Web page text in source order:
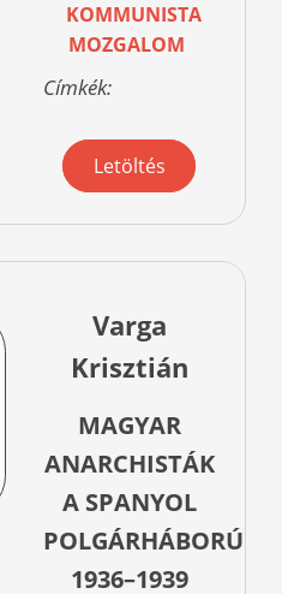
KOMMUNISTA
MOZGALOM
Címkék:
Letöltés
Varga
Krisztián
MAGYAR
ANARCHISTÁK
A SPANYOL
1936–1939